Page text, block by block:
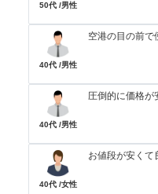
50代 /男性
40代 /男性
空港の目の前で
40代 /男性
圧倒的に価格が
40代 /女性
お値段が安くて